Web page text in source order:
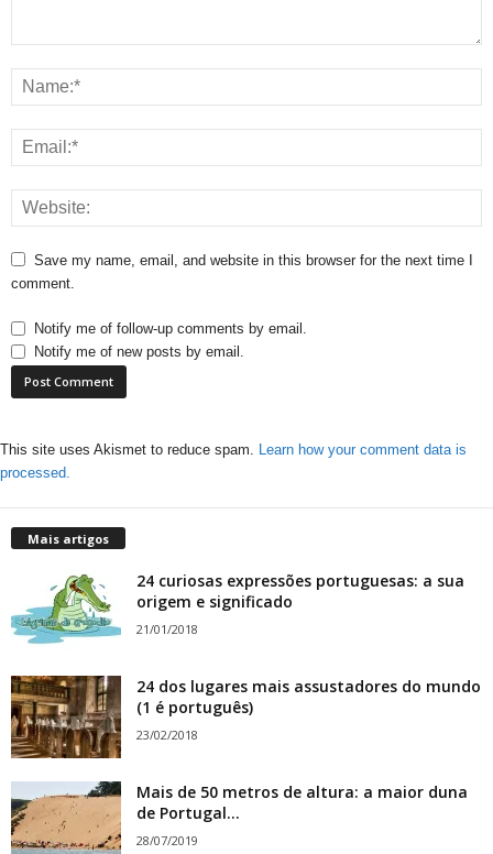
Save my name, email, and website in this browser for the next time I
comment.
Notify me of follow-up comments by email.
Notify me of new posts by email.
This site uses Akismet to reduce spam. Learn how your comment data is
processed.
Mais artigos
24 curiosas expressões portuguesas: a sua
origem e significado
21/01/2018
24 dos lugares mais assustadores do mundo
(1 é português)
23/02/2018
Mais de 50 metros de altura: a maior duna
de Portugal...
28/07/2019